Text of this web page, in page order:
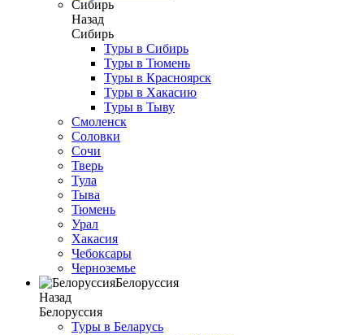
Сибирь
Назад
Сибирь
Туры в Сибирь
Туры в Тюмень
Туры в Красноярск
Туры в Хакасию
Туры в Тыву
Смоленск
Соловки
Сочи
Тверь
Тула
Тыва
Тюмень
Урал
Хакасия
Чебоксары
Черноземье
Белоруссия
Назад
Белоруссия
Туры в Беларусь